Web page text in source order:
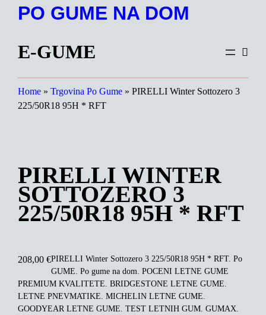
PreskočiPO GUME NA DOM
E-GUME
Home » Trgovina Po Gume » PIRELLI Winter Sottozero 3
225/50R18 95H * RFT
PIRELLI WINTER
SOTTOZERO 3
225/50R18 95H * RFT
208,00 €PIRELLI Winter Sottozero 3 225/50R18 95H * RFT. Po
GUME. Po gume na dom. POCENI LETNE GUME
PREMIUM KVALITETE. BRIDGESTONE LETNE GUME.
LETNE PNEVMATIKE. MICHELIN LETNE GUME.
GOODYEAR LETNE GUME. TEST LETNIH GUM. GUMAX.